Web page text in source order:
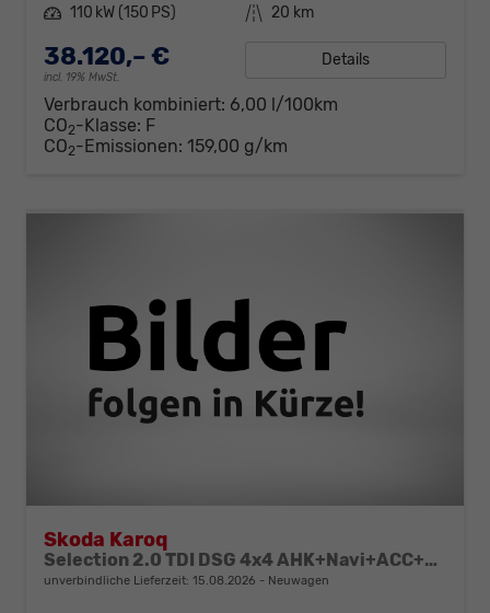
Leistung 110 kW (150 PS) Kilometerstand 20 km
38.120,– €
incl. 19% MwSt.
Details
Verbrauch kombiniert: 6,00 l/100km
CO2-Klasse: F
CO2-Emissionen: 159,00 g/km
Skoda Karoq
Selection 2.0 TDI DSG 4x4 AHK+Navi+ACC+Kamera+Sitzheiz+eHeck+Chrom+Lodge+GV5
unverbindliche Lieferzeit: 15.08.2026 Neuwagen